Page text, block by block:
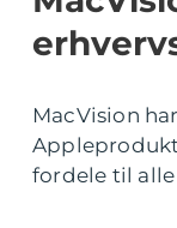
MacVision
fordele til